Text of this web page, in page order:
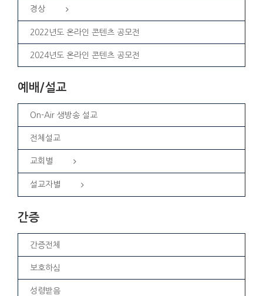
경상
2022년도 온라인 콘텐츠 공모전
2024년도 온라인 콘텐츠 공모전
예배/설교
On-Air 생방송 설교
전체설교
교회별
설교자별
간증
간증전체
보호하심
성령받음